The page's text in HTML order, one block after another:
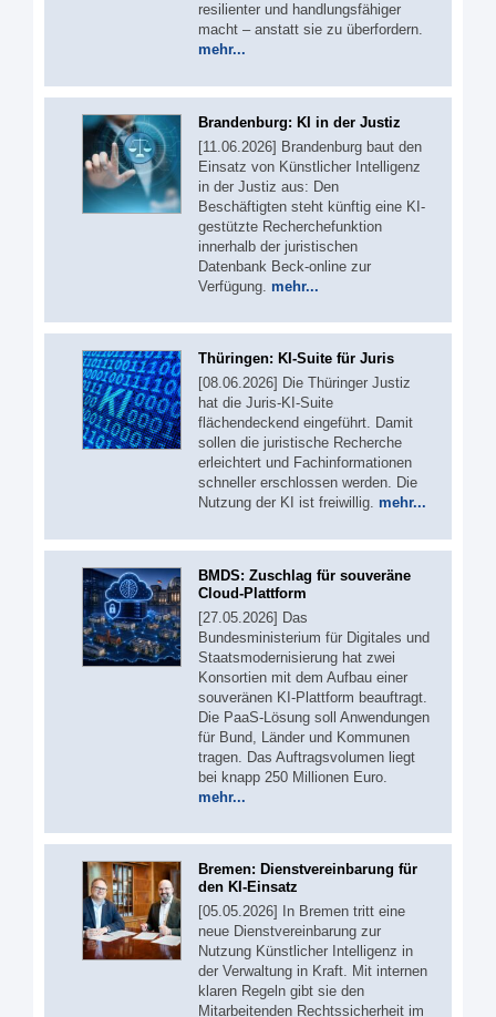
resilienter und handlungsfähiger
macht – anstatt sie zu überfordern.
mehr...
Brandenburg: KI in der Justiz
[11.06.2026] Brandenburg baut den
Einsatz von Künstlicher Intelligenz
in der Justiz aus: Den
Beschäftigten steht künftig eine KI-
gestützte Recherchefunktion
innerhalb der juristischen
Datenbank Beck-online zur
Verfügung. mehr...
Thüringen: KI-Suite für Juris
[08.06.2026] Die Thüringer Justiz
hat die Juris-KI-Suite
flächendeckend eingeführt. Damit
sollen die juristische Recherche
erleichtert und Fachinformationen
schneller erschlossen werden. Die
Nutzung der KI ist freiwillig. mehr...
BMDS: Zuschlag für souveräne
Cloud-Plattform
[27.05.2026] Das
Bundesministerium für Digitales und
Staatsmodernisierung hat zwei
Konsortien mit dem Aufbau einer
souveränen KI-Plattform beauftragt.
Die PaaS-Lösung soll Anwendungen
für Bund, Länder und Kommunen
tragen. Das Auftragsvolumen liegt
bei knapp 250 Millionen Euro.
mehr...
Bremen: Dienstvereinbarung für
den KI-Einsatz
[05.05.2026] In Bremen tritt eine
neue Dienstvereinbarung zur
Nutzung Künstlicher Intelligenz in
der Verwaltung in Kraft. Mit internen
klaren Regeln gibt sie den
Mitarbeitenden Rechtssicherheit im